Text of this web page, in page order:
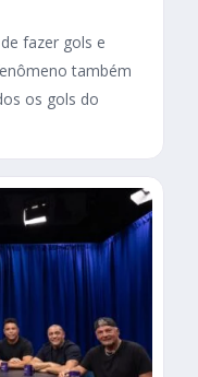
fazer gols e
também
os gols do